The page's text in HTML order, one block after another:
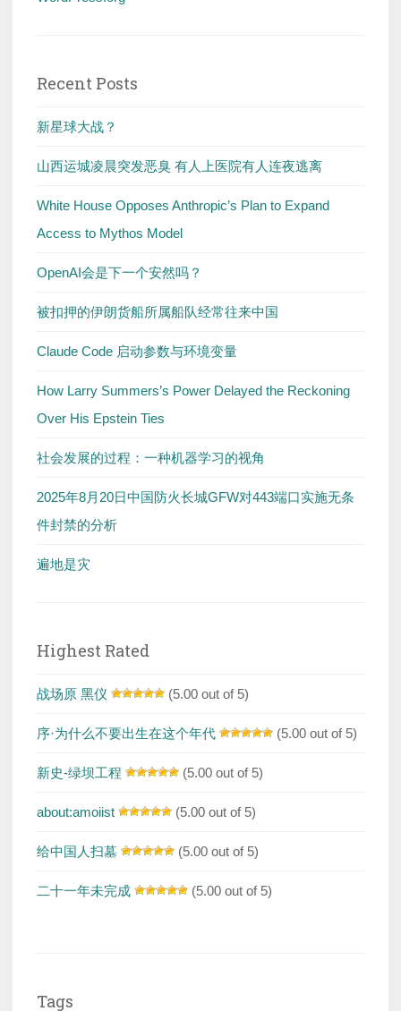
Recent Posts
新星球大战？
山西运城凌晨突发恶臭 有人上医院有人连夜逃离
White House Opposes Anthropic’s Plan to Expand
Access to Mythos Model
OpenAI会是下一个安然吗？
被扣押的伊朗货船所属船队经常往来中国
Claude Code 启动参数与环境变量
How Larry Summers’s Power Delayed the Reckoning
Over His Epstein Ties
社会发展的过程：一种机器学习的视角
2025年8月20日中国防火长城GFW对443端口实施无条
件封禁的分析
遍地是灾
Highest Rated
战场原 黑仪 (5.00 out of 5)
序·为什么不要出生在这个年代 (5.00 out of 5)
新史-绿坝工程 (5.00 out of 5)
about:amoiist (5.00 out of 5)
给中国人扫墓 (5.00 out of 5)
二十一年未完成 (5.00 out of 5)
Tags